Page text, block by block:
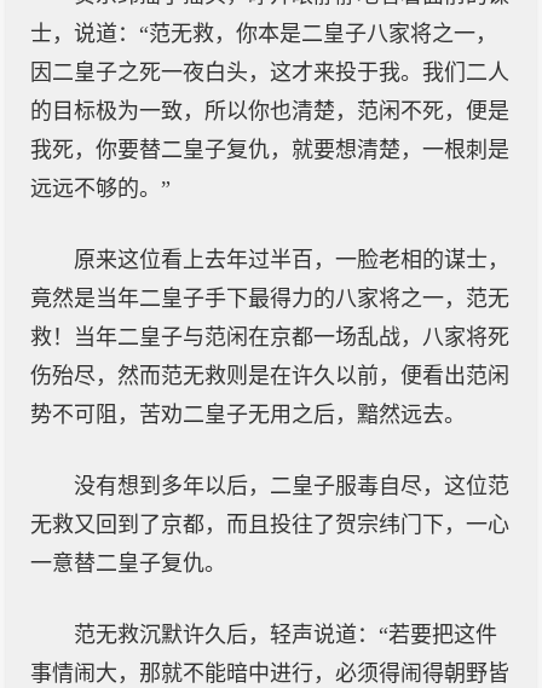
士，说道：“范无救，你本是二皇子八家将之一，
因二皇子之死一夜白头，这才来投于我。我们二人
的目标极为一致，所以你也清楚，范闲不死，便是
我死，你要替二皇子复仇，就要想清楚，一根刺是
远远不够的。”
原来这位看上去年过半百，一脸老相的谋士，
竟然是当年二皇子手下最得力的八家将之一，范无
救！当年二皇子与范闲在京都一场乱战，八家将死
伤殆尽，然而范无救则是在许久以前，便看出范闲
势不可阻，苦劝二皇子无用之后，黯然远去。
没有想到多年以后，二皇子服毒自尽，这位范
无救又回到了京都，而且投往了贺宗纬门下，一心
一意替二皇子复仇。
范无救沉默许久后，轻声说道：“若要把这件
事情闹大，那就不能暗中进行，必须得闹得朝野皆